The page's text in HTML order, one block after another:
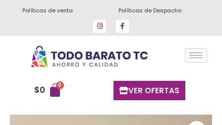
Políticas de venta Políticas de Despacho
$0 VER OFERTAS